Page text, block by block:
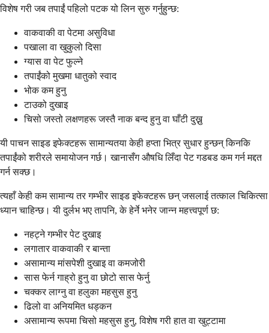
विशेष गरी जब तपाईं पहिलो पटक यो लिन सुरु गर्नुहुन्छ:
वाकवाकी वा पेटमा असुविधा
पखाला वा खुकुलो दिसा
ग्यास वा पेट फुल्ने
तपाईंको मुखमा धातुको स्वाद
भोक कम हुनु
टाउको दुखाइ
चिसो जस्तो लक्षणहरू जस्तै नाक बन्द हुनु वा घाँटी दुख्नु
यी पाचन साइड इफेक्टहरू सामान्यतया केही हप्ता भित्र सुधार हुन्छन् किनकि
तपाईंको शरीरले समायोजन गर्छ। खानासँग औषधि लिँदा पेट गडबड कम गर्न मद्दत
गर्न सक्छ।
त्यहाँ केही कम सामान्य तर गम्भीर साइड इफेक्टहरू छन् जसलाई तत्काल चिकित्सा
ध्यान चाहिन्छ। यी दुर्लभ भए तापनि, के हेर्ने भनेर जान्न महत्त्वपूर्ण छ:
नहट्ने गम्भीर पेट दुखाइ
लगातार वाकवाकी र बान्ता
असामान्य मांसपेशी दुखाइ वा कमजोरी
सास फेर्न गाह्रो हुनु वा छोटो सास फेर्नु
चक्कर लाग्नु वा हलुका महसुस हुनु
ढिलो वा अनियमित धड्कन
असामान्य रूपमा चिसो महसुस हुनु, विशेष गरी हात वा खुट्टामा